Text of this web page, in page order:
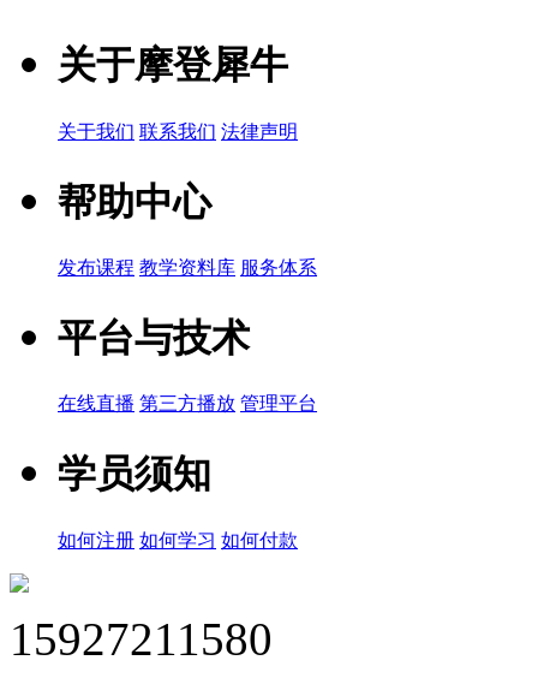
关于摩登犀牛
关于我们 联系我们 法律声明
帮助中心
发布课程 教学资料库 服务体系
平台与技术
在线直播 第三方播放 管理平台
学员须知
如何注册 如何学习 如何付款
15927211580